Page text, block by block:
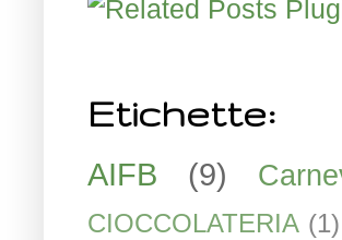
Etichette:
AIFB (9)
CIOCCOLATERIA (1)